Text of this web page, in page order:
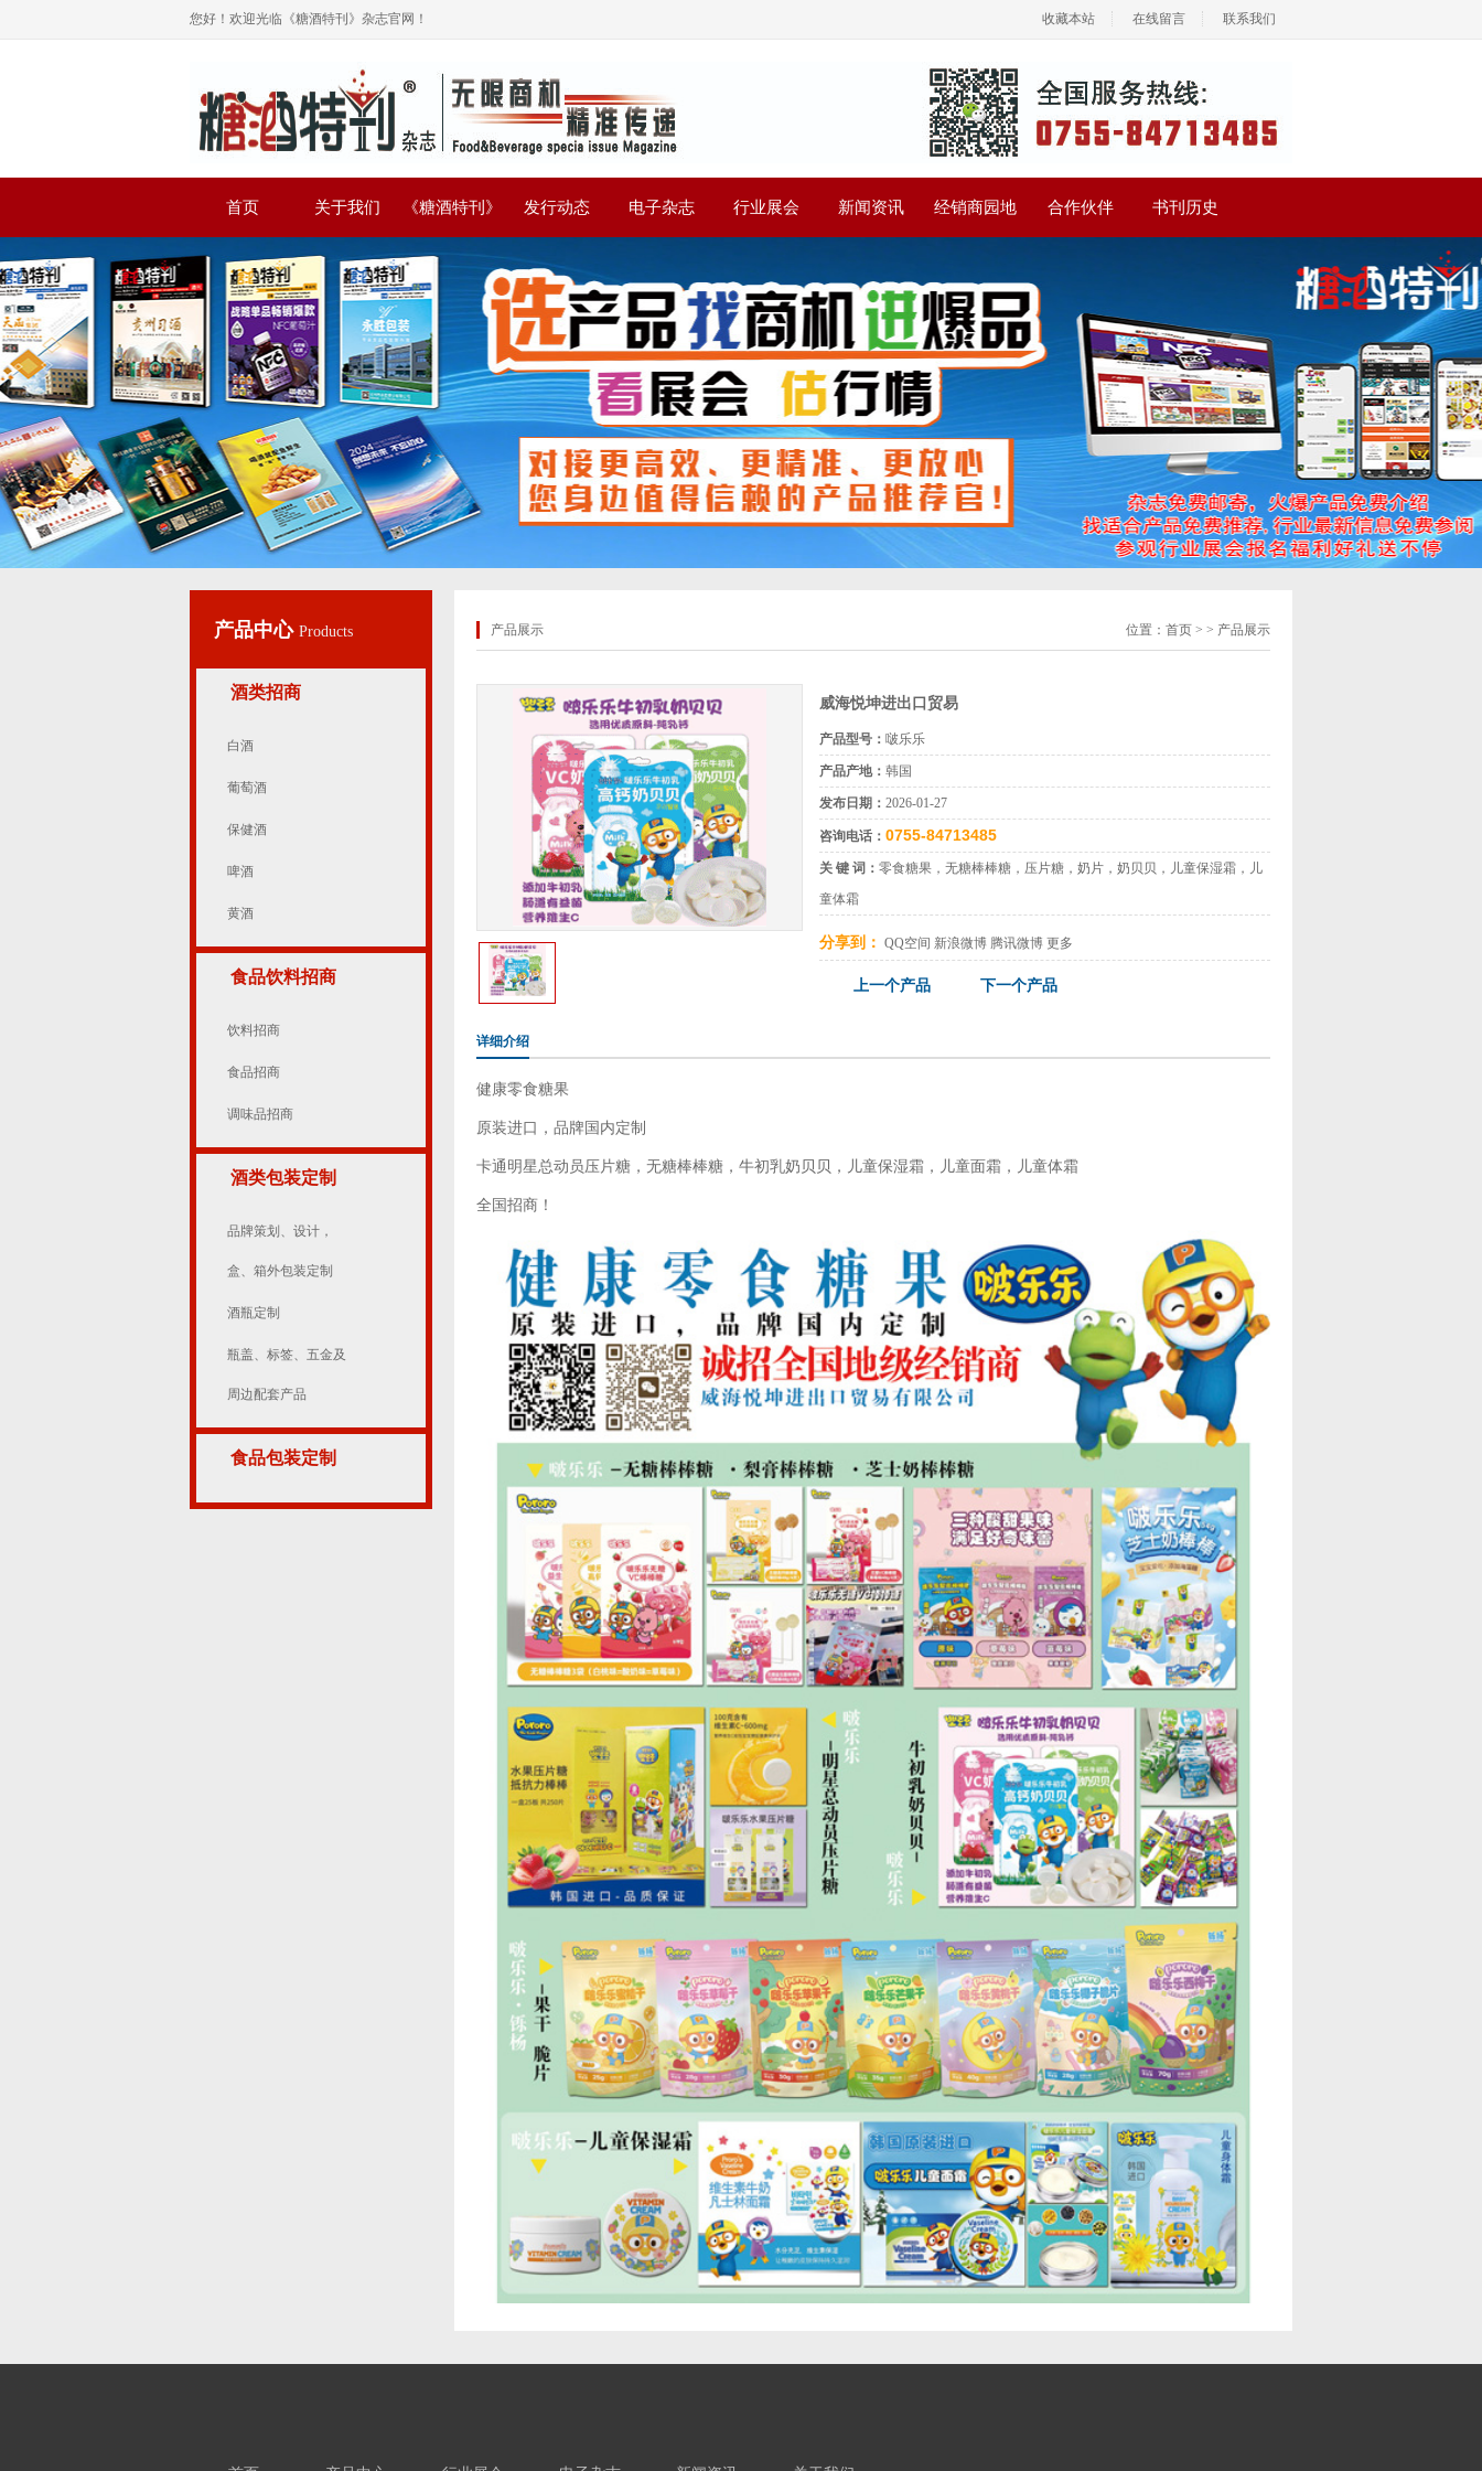
您好！欢迎光临《糖酒特刊》杂志官网！ 收藏本站 在线留言 联系我们
首页 关于我们 《糖酒特刊》 发行动态 电子杂志 行业展会 新闻资讯 经销商园地 合作伙伴 书刊历史
产品中心 Products
酒类招商
白酒
葡萄酒
保健酒
啤酒
黄酒
食品饮料招商
饮料招商
食品招商
调味品招商
酒类包装定制
品牌策划、设计，
盒、箱外包装定制
酒瓶定制
瓶盖、标签、五金及
周边配套产品
食品包装定制
产品展示 位置： 首页 > > 产品展示
威海悦坤进出口贸易
产品型号： 啵乐乐
产品产地： 韩国
发布日期： 2026-01-27
咨询电话： 0755-84713485
关 键 词： 零食糖果，无糖棒棒糖，压片糖，奶片，奶贝贝，儿童保湿霜，儿
童体霜
分享到： QQ空间 新浪微博 腾讯微博 更多
下一个产品
上一个产品
详细介绍
健康零食糖果
原装进口，品牌国内定制
卡通明星总动员压片糖，无糖棒棒糖，牛初乳奶贝贝，儿童保湿霜，儿童面霜，儿童体霜
全国招商！